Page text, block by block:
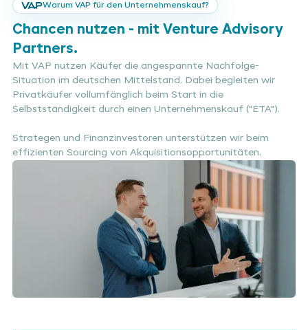
Warum VAP für den Unternehmenskauf?
Chancen nutzen - mit Venture Advisory
Partners.
Mit VAP nutzen Käufer die angespannte Nachfolge-
Situation im deutschen Mittelstand. Dabei begleiten wir
Privatkäufer vollumfänglich beim Start in die
Selbstständigkeit durch einen Unternehmenskauf ("ETA").
Strategen und Finanzinvestoren unterstützen wir beim
effizienten Sourcing von Akquisitionsopportunitäten.